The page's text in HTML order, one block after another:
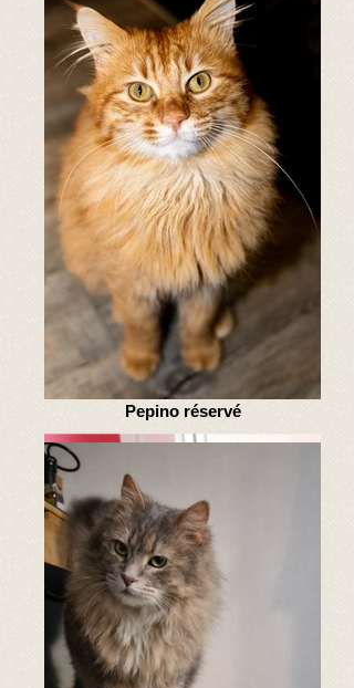
Soho 250269811802990
Bib 286CZZ
Falbala 299cvy
Pepino réservé